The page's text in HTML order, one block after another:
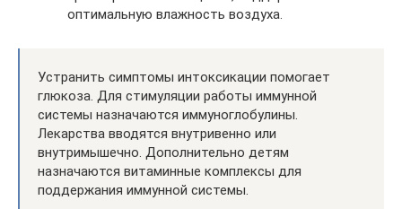
оптимальную влажность воздуха.
Устранить симптомы интоксикации помогает
глюкоза. Для стимуляции работы иммунной
системы назначаются иммуноглобулины.
Лекарства вводятся внутривенно или
внутримышечно. Дополнительно детям
назначаются витаминные комплексы для
поддержания иммунной системы.